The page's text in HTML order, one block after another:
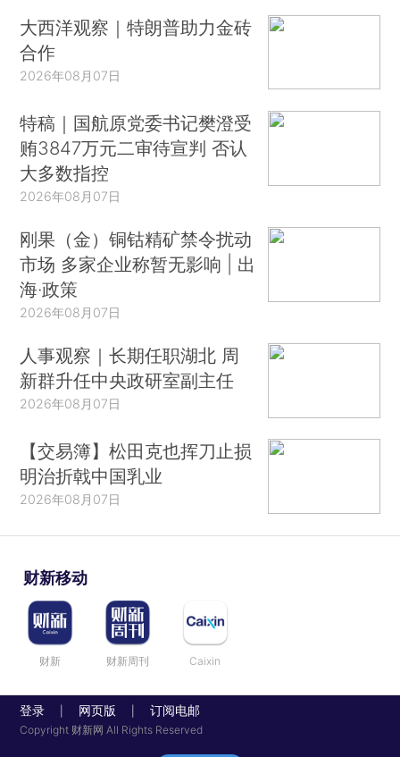
大西洋观察｜特朗普助力金砖
合作
2026年08月07日
特稿｜国航原党委书记樊澄受
贿3847万元二审待宣判 否认
大多数指控
2026年08月07日
刚果（金）铜钴精矿禁令扰动
市场 多家企业称暂无影响 | 出
海·政策
2026年08月07日
人事观察｜长期任职湖北 周
新群升任中央政研室副主任
2026年08月07日
【交易簿】松田克也挥刀止损
明治折戟中国乳业
2026年08月07日
财新移动
财新 财新周刊 Caixin
登录 网页版 订阅电邮
Copyright 财新网 All Rights Reserved